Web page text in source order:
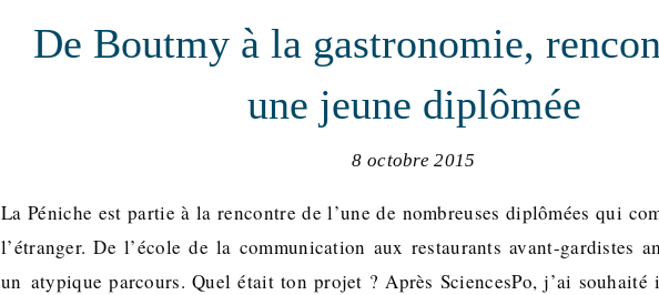
De Boutmy à la gastronomie,
une jeune diplômée
8 octobre 2015
La Péniche est partie à la rencontre de l’une de nombreuses diplômées qui
l’étranger. De l’école de la communication aux restaurants avant-gardistes
un atypique parcours. Quel était ton projet ? Après SciencesPo, j’ai souhaité